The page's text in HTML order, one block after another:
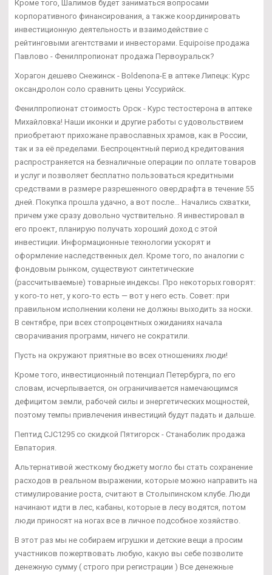
Кроме того, Шалимов будет заниматься вопросами
корпоративного финансирования, а также координировать
инвестиционную деятельность и взаимодействие с
рейтинговыми агентствами и инвесторами. Equipoise продажа
Павлово - Фенилпропионат продажа Первоуральск?
Хорагон дешево Снежинск - Boldenona-E в аптеке Липецк: Курс
оксандролон соло сравнить цены Уссурийск.
Фенилпропионат стоимость Орск - Курс тестостерона в аптеке
Михайловка! Наши иконки и другие работы с удовольствием
приобретают прихожане православных храмов, как в России,
так и за её пределами. Беспроцентный период кредитования
распространяется на безналичные операции по оплате товаров
и услуг и позволяет бесплатно пользоваться кредитными
средствами в размере разрешенного овердрафта в течение 55
дней. Покупка прошла удачно, а вот после… Начались схватки,
причем уже сразу довольно чуствительно. Я инвестировал в
его проект, планирую получать хороший доход с этой
инвестиции. Информационные технологии ускорят и
оформление наследственных дел. Кроме того, по аналогии с
фондовым рынком, существуют синтетические
(рассчитываемые) товарные индексы. Про некоторых говорят:
у кого-то нет, у кого-то есть — вот у него есть. Совет: при
правильном исполнении колени не должны выходить за носки.
В сентябре, при всех стопроцентных ожиданиях начала
сворачивания программ, ничего не сократили.
Пусть на окружают приятные во всех отношениях люди!
Кроме того, инвестиционный потенциал Петербурга, по его
словам, исчерпывается, он ограничивается намечающимся
дефицитом земли, рабочей силы и энергетических мощностей,
поэтому темпы привлечения инвестиций будут падать и дальше.
Пептид CJC1295 со скидкой Пятигорск - Станаболик продажа
Евпатория.
Альтернативой жесткому бюджету могло бы стать сохранение
расходов в реальном выражении, которые можно направить на
стимулирование роста, считают в Столыпинском клубе. Люди
начинают идти в лес, кабаны, которые в лесу водятся, потом
люди приносят на ногах все в личное подсобное хозяйство.
В этот раз мы не собираем игрушки и детские вещи а просим
участников пожертвовать любую, какую вы себе позволите
денежную сумму ( строго при регистрации ) Все денежные